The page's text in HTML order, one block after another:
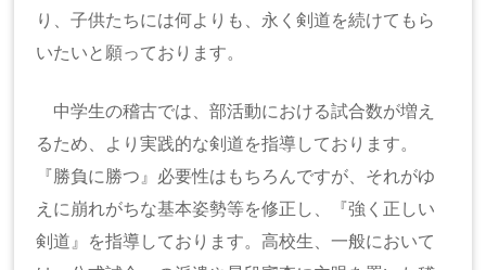
り、子供たちには何よりも、永く剣道を続けてもら
いたいと願っております。
中学生の稽古では、部活動における試合数が増え
るため、より実践的な剣道を指導しております。
『勝負に勝つ』必要性はもちろんですが、それがゆ
えに崩れがちな基本姿勢等を修正し、『強く正しい
剣道』を指導しております。高校生、一般において